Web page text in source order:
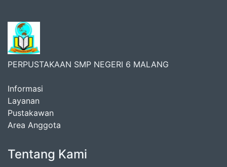
PERPUSTAKAAN SMP NEGERI 6 MALANG
Informasi
Layanan
Pustakawan
Area Anggota
Tentang Kami